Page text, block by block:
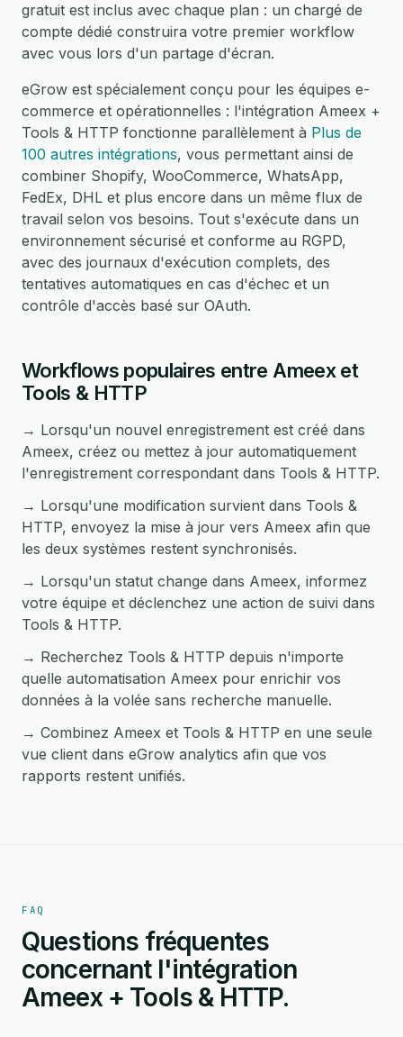
gratuit est inclus avec chaque plan : un chargé de
compte dédié construira votre premier workflow
avec vous lors d'un partage d'écran.
eGrow est spécialement conçu pour les équipes e-
commerce et opérationnelles : l'intégration Ameex +
Tools & HTTP fonctionne parallèlement à Plus de
100 autres intégrations, vous permettant ainsi de
combiner Shopify, WooCommerce, WhatsApp,
FedEx, DHL et plus encore dans un même flux de
travail selon vos besoins. Tout s'exécute dans un
environnement sécurisé et conforme au RGPD,
avec des journaux d'exécution complets, des
tentatives automatiques en cas d'échec et un
contrôle d'accès basé sur OAuth.
Workflows populaires entre Ameex et
Tools & HTTP
→ Lorsqu'un nouvel enregistrement est créé dans
Ameex, créez ou mettez à jour automatiquement
l'enregistrement correspondant dans Tools & HTTP.
→ Lorsqu'une modification survient dans Tools &
HTTP, envoyez la mise à jour vers Ameex afin que
les deux systèmes restent synchronisés.
→ Lorsqu'un statut change dans Ameex, informez
votre équipe et déclenchez une action de suivi dans
Tools & HTTP.
→ Recherchez Tools & HTTP depuis n'importe
quelle automatisation Ameex pour enrichir vos
données à la volée sans recherche manuelle.
→ Combinez Ameex et Tools & HTTP en une seule
vue client dans eGrow analytics afin que vos
rapports restent unifiés.
FAQ
Questions fréquentes
concernant l'intégration
Ameex + Tools & HTTP.